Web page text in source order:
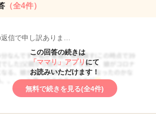
（全4件）
信で申し訳ありま…
この回答の続きは
「ママリ」アプリ にて
お読みいただけます！
無料で続きを見る(全4件)